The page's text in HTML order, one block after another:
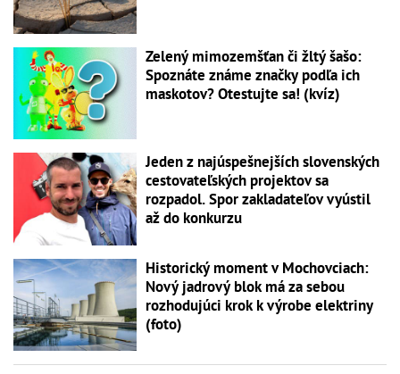
Zelený mimozemšťan či žltý šašo:
Spoznáte známe značky podľa ich
maskotov? Otestujte sa! (kvíz)
Jeden z najúspešnejších slovenských
cestovateľských projektov sa
rozpadol. Spor zakladateľov vyústil
až do konkurzu
Historický moment v Mochovciach:
Nový jadrový blok má za sebou
rozhodujúci krok k výrobe elektriny
(foto)